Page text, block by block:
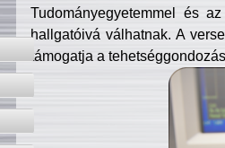
Tudományegyetemmel és
hallgatóivá válhatnak. A
támogatja a